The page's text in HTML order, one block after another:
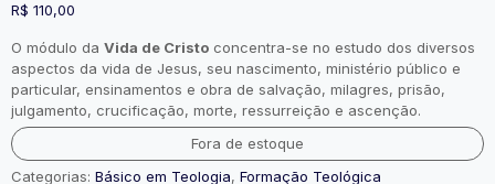
R$ 110,00
O módulo da Vida de Cristo concentra-se no estudo dos diversos
aspectos da vida de Jesus, seu nascimento, ministério público e
particular, ensinamentos e obra de salvação, milagres, prisão,
julgamento, crucificação, morte, ressurreição e ascenção.
Fora de estoque
Categorias: Básico em Teologia, Formação Teológica